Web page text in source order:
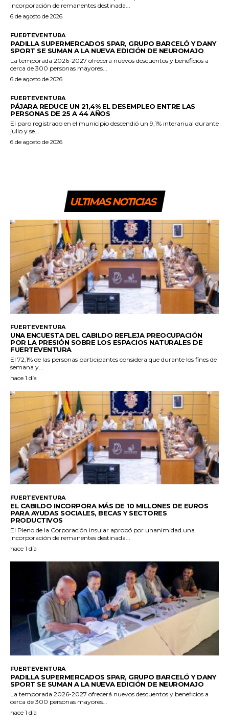
incorporación de remanentes destinada...
6 de agosto de 2026
FUERTEVENTURA
PADILLA SUPERMERCADOS SPAR, GRUPO BARCELÓ Y DANY
SPORT SE SUMAN A LA NUEVA EDICIÓN DE NEUROMAJO
La temporada 2026-2027 ofrecerá nuevos descuentos y beneficios a
cerca de 300 personas mayores...
6 de agosto de 2026
FUERTEVENTURA
PÁJARA REDUCE UN 21,4% EL DESEMPLEO ENTRE LAS
PERSONAS DE 25 A 44 AÑOS
El paro registrado en el municipio descendió un 9,1% interanual durante
julio y se...
6 de agosto de 2026
ULTIMAS NOTICIAS
FUERTEVENTURA
UNA ENCUESTA DEL CABILDO REFLEJA PREOCUPACIÓN
POR LA PRESIÓN SOBRE LOS ESPACIOS NATURALES DE
FUERTEVENTURA
El 72,1% de las personas participantes considera que durante los fines de
semana y...
hace 1 día
FUERTEVENTURA
EL CABILDO INCORPORA MÁS DE 10 MILLONES DE EUROS
PARA AYUDAS SOCIALES, BECAS Y SECTORES
PRODUCTIVOS
El Pleno de la Corporación insular aprobó por unanimidad una
incorporación de remanentes destinada...
hace 1 día
FUERTEVENTURA
PADILLA SUPERMERCADOS SPAR, GRUPO BARCELÓ Y DANY
SPORT SE SUMAN A LA NUEVA EDICIÓN DE NEUROMAJO
La temporada 2026-2027 ofrecerá nuevos descuentos y beneficios a
cerca de 300 personas mayores...
hace 1 día